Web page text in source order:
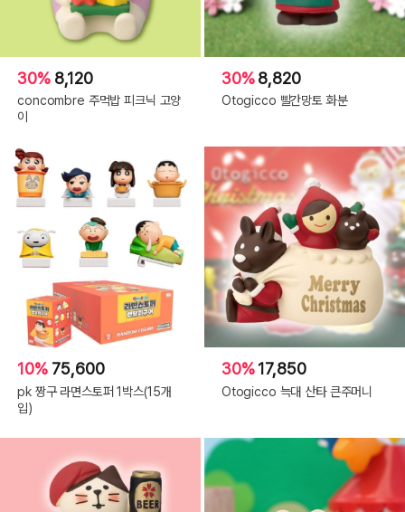
30% 8,120
concombre 주먹밥 피크닉 고양
이
30%8,820
Otogicco 빨간망토 화분
10% 75,600
pk 짱구 라면스토퍼 1박스(15개
입)
30%17,850
Otogicco 늑대 산타 큰주머니